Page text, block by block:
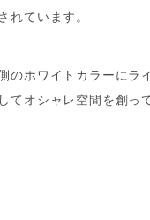
れています。
のホワイトカラーにラ
てオシャレ空間を創っ